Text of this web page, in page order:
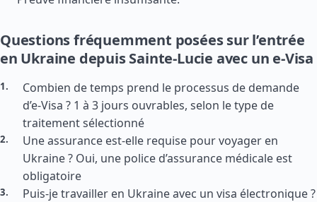
Questions fréquemment posées sur l’entrée
en Ukraine depuis Sainte-Lucie avec un e-Visa
Combien de temps prend le processus de demande
d’e-Visa ? 1 à 3 jours ouvrables, selon le type de
traitement sélectionné
Une assurance est-elle requise pour voyager en
Ukraine ? Oui, une police d’assurance médicale est
obligatoire
Puis-je travailler en Ukraine avec un visa électronique ?